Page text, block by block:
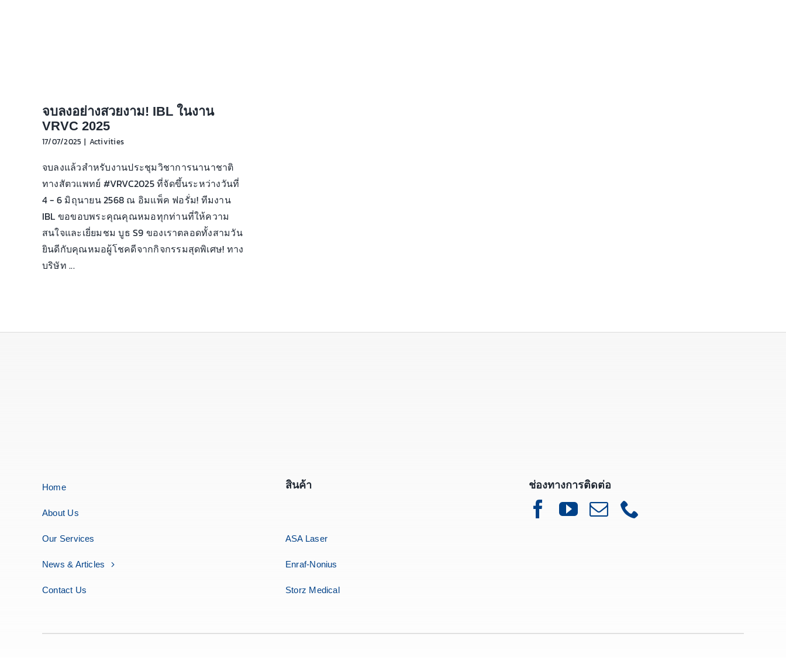
จบลงอย่างสวยงาม! IBL ในงาน
VRVC 2025
17/07/2025 | Activities
จบลงแล้วสำหรับงานประชุมวิชาการนานาชาติ
ทางสัตวแพทย์ #VRVC2025 ที่จัดขึ้นระหว่างวันที่
4 - 6 มิถุนายน 2568 ณ อิมแพ็ค ฟอรั่ม! ทีมงาน
IBL ขอขอบพระคุณคุณหมอทุกท่านที่ให้ความ
สนใจและเยี่ยมชม บูธ S9 ของเราตลอดทั้งสามวัน
ยินดีกับคุณหมอผู้โชคดีจากกิจกรรมสุดพิเศษ! ทาง
บริษัท ...
Home
About Us
Our Services
News & Articles
Contact Us
สินค้า
ASA Laser
Enraf-Nonius
Storz Medical
ช่องทางการติดต่อ